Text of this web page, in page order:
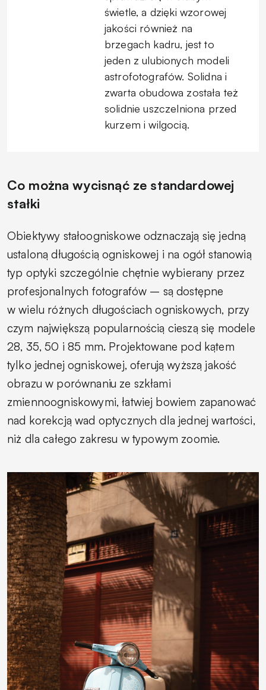
świetle, a dzięki wzorowej
jakości również na
brzegach kadru, jest to
jeden z ulubionych modeli
astrofotografów. Solidna i
zwarta obudowa została też
solidnie uszczelniona przed
kurzem i wilgocią.
Co można wycisnąć ze standardowej
stałki
Obiektywy stałoogniskowe odznaczają się jedną
ustaloną długością ogniskowej i na ogół stanowią
typ optyki szczególnie chętnie wybierany przez
profesjonalnych fotografów – są dostępne
w wielu różnych długościach ogniskowych, przy
czym największą popularnością cieszą się modele
28, 35, 50 i 85 mm. Projektowane pod kątem
tylko jednej ogniskowej, oferują wyższą jakość
obrazu w porównaniu ze szkłami
zmiennoogniskowymi, łatwiej bowiem zapanować
nad korekcją wad optycznych dla jednej wartości,
niż dla całego zakresu w typowym zoomie.